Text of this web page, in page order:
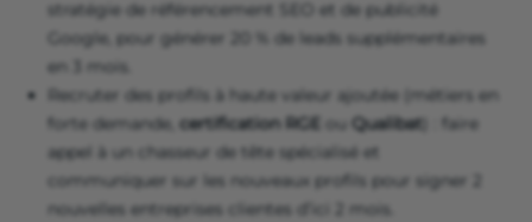
stratégie de référencement SEO et de publicité
Google, pour générer 20 % de leads supplémentaires
en 3 mois.
Recruter des profils à haute valeur ajoutée (métiers en
forte demande, certification RGE ou Qualibat ) : faire
appel à un chasseur de tête spécialisé et
communiquer sur les nouveaux profils pour signer 2
nouvelles entreprises clientes d’ici 2 mois.